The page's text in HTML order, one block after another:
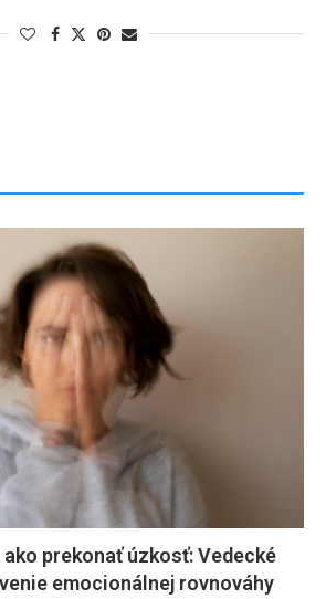
ako prekonať úzkosť: Vedecké
emocionálnej rovnováhy